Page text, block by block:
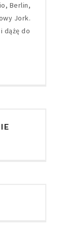
Berlin,
Jork.
dążę do